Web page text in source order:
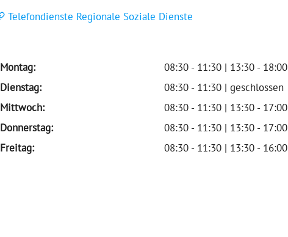
Telefondienste Regionale Soziale Dienste
Montag:
08:30 - 11:30 | 13:30 - 18:00
Dienstag:
08:30 - 11:30 | geschlossen
Mittwoch:
08:30 - 11:30 | 13:30 - 17:00
Donnerstag:
08:30 - 11:30 | 13:30 - 17:00
Freitag:
08:30 - 11:30 | 13:30 - 16:00